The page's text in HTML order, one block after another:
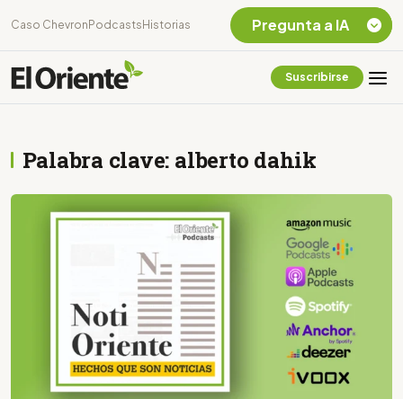
Caso Chevron Podcasts Historias
Suscribirse
Palabra clave: alberto dahik
Pregunta a IA
Listar destinos
Amazonia Ecuatoriana
¿En que consiste la
tasa minera que rige en
Ecuador?